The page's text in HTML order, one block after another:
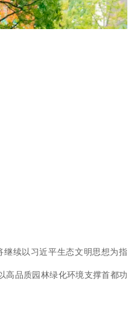
继续以习近平生态文明思想为指
高品质园林绿化环境支撑首都功